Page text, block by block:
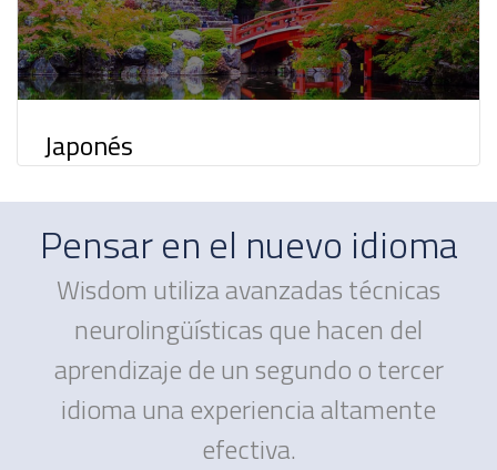
Japonés
Pensar en el nuevo idioma
Wisdom utiliza avanzadas técnicas
neurolingüísticas que hacen del
aprendizaje de un segundo o tercer
idioma una experiencia altamente
efectiva.